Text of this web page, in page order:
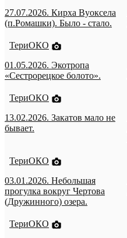
27.07.2026. Кирха Вуоксела
(п.Ромашки). Было - стало.
ТериОКО
01.05.2026. Экотропа
«Сестрорецкое болото».
ТериОКО
13.02.2026. Закатов мало не
бывает.
ТериОКО
03.01.2026. Небольшая
прогулка вокруг Чертова
(Дружинного) озера.
ТериОКО